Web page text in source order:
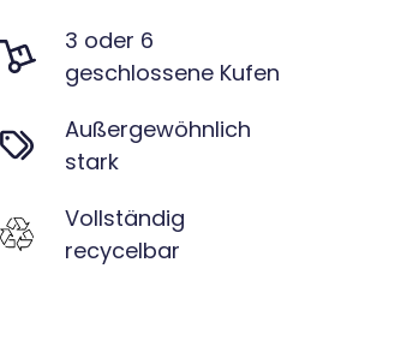
3 oder 6
geschlossene Kufen
Außergewöhnlich
stark
Vollständig
recycelbar